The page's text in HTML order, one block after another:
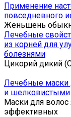
Применение
повседневного
Женьшень
Лечебные
из корней для
болезнями
Цикорий дикий
Лечебные маски
и шелковистыми
Маски для
эффективных